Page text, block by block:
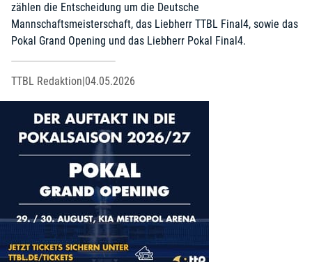
zählen die Entscheidung um die Deutsche
Mannschaftsmeisterschaft, das Liebherr TTBL Final4, sowie das
Pokal Grand Opening und das Liebherr Pokal Final4.
TTBL Redaktion|04.05.2026